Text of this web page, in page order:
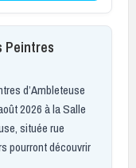
Peintres
d’Ambleteuse
2026 à la Salle
située rue
pourront découvrir